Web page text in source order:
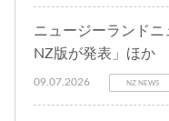
ニュージーランド
NZ版が発表」ほか
09.07.2026 NZ NEWS